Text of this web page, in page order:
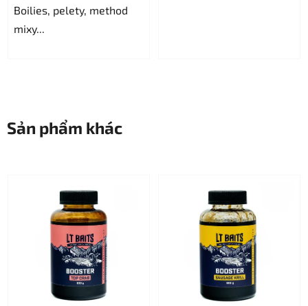
trên
Boilies, pelety, method
mixy...
Sản phẩm khác